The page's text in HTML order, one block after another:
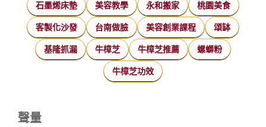
石墨烯床墊 美容教學 永和搬家 桃園美食
客製化沙發 台南做臉 美容創業課程 頌缽
基隆抓漏 牛樟芝 牛樟芝推薦 螺螄粉
牛樟芝功效
聲量